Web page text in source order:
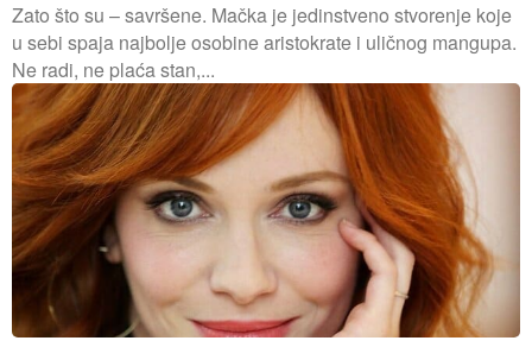
Zato što su – savršene. Mačka je jedinstveno stvorenje koje
u sebi spaja najbolje osobine aristokrate i uličnog mangupa.
Ne radi, ne plaća stan,...